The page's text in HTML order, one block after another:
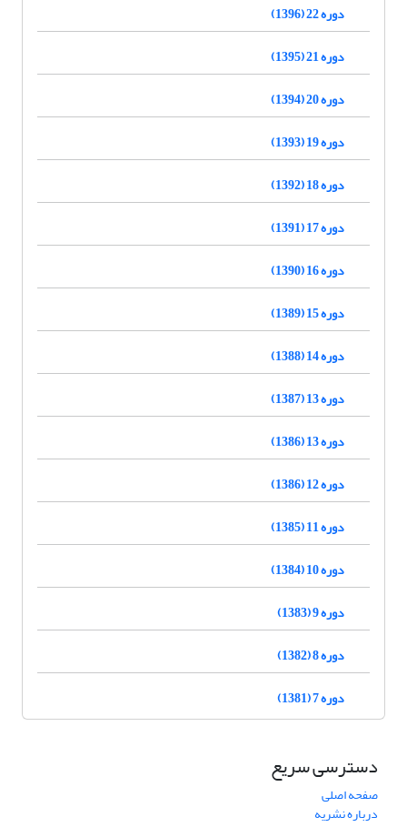
دوره 22 (1396)
دوره 21 (1395)
دوره 20 (1394)
دوره 19 (1393)
دوره 18 (1392)
دوره 17 (1391)
دوره 16 (1390)
دوره 15 (1389)
دوره 14 (1388)
دوره 13 (1387)
دوره 13 (1386)
دوره 12 (1386)
دوره 11 (1385)
دوره 10 (1384)
دوره 9 (1383)
دوره 8 (1382)
دوره 7 (1381)
دسترسی سریع
صفحه اصلی
درباره نشریه